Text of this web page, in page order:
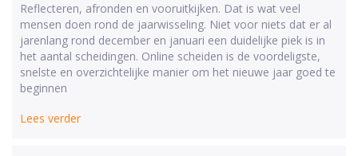
Reflecteren, afronden en vooruitkijken. Dat is wat veel
mensen doen rond de jaarwisseling. Niet voor niets dat er al
jarenlang rond december en januari een duidelijke piek is in
het aantal scheidingen. Online scheiden is de voordeligste,
snelste en overzichtelijke manier om het nieuwe jaar goed te
beginnen
Lees verder